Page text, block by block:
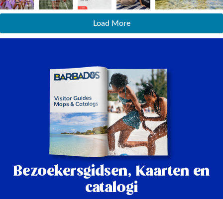
Load More
Bezoekersgidsen, Kaarten en
catalogi